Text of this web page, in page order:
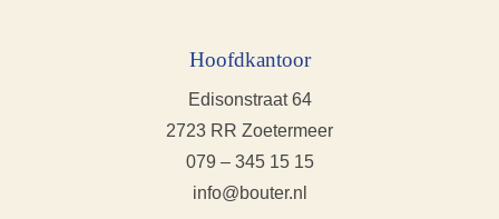
Hoofdkantoor
Edisonstraat 64
2723 RR Zoetermeer
079 – 345 15 15
info@bouter.nl